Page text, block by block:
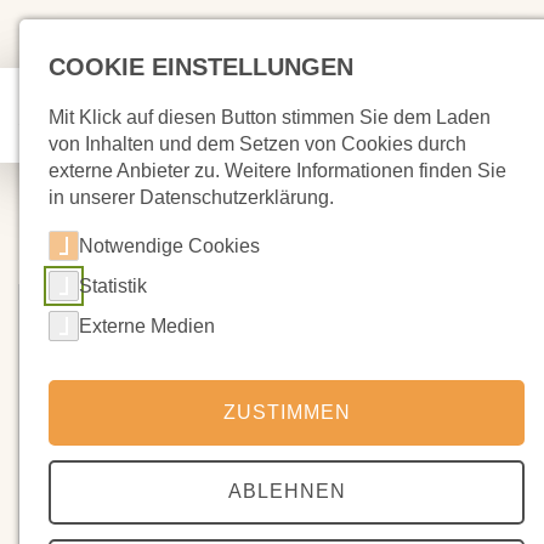
COOKIE EINSTELLUNGEN
Mit Klick auf diesen Button stimmen Sie dem Laden
von Inhalten und dem Setzen von Cookies durch
externe Anbieter zu. Weitere Informationen finden Sie
in unserer Datenschutzerklärung.
Notwendige Cookies
Statistik
Externe Medien
ZUSTIMMEN
ABLEHNEN